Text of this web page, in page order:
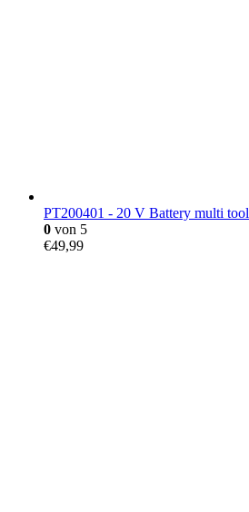
PT200401 - 20 V Battery multi tool
0 von 5
€49,99